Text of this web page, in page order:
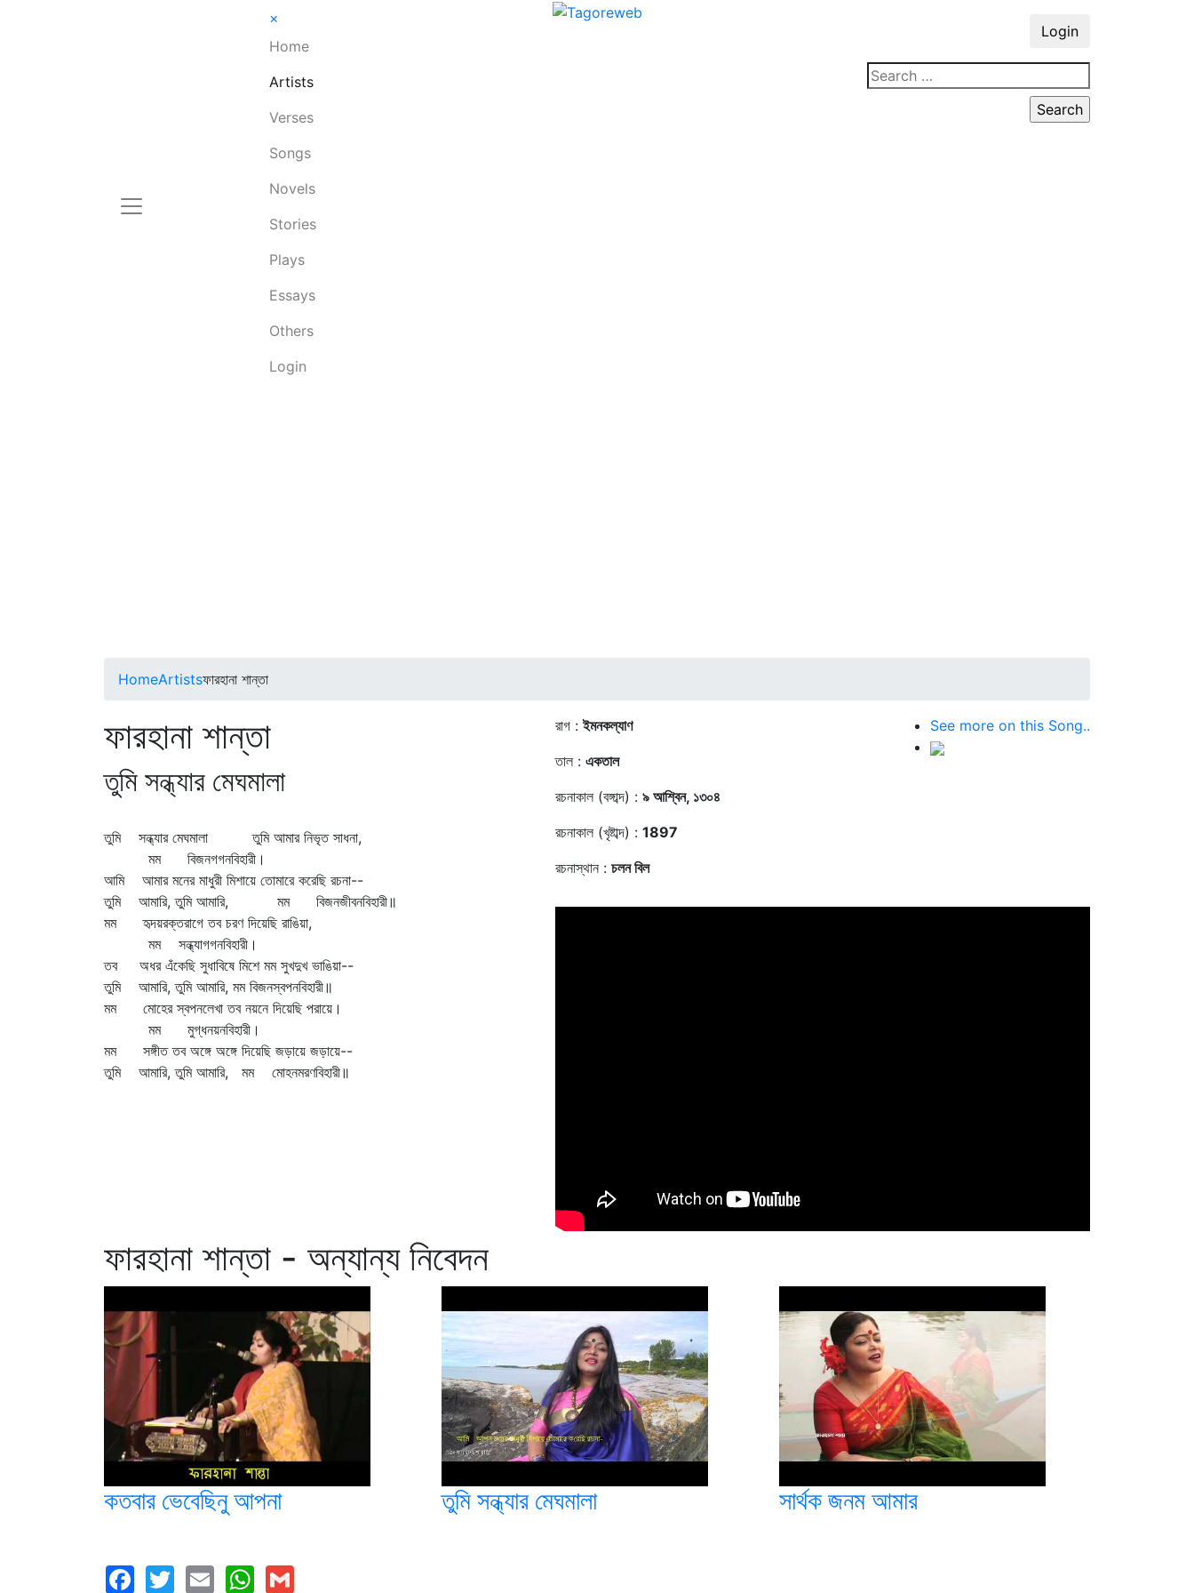
×
Home
Artists
Verses
Songs
Novels
Stories
Plays
Essays
Others
Login
Login
HomeArtistsফারহানা শান্তা
ফারহানা শান্তা
তুমি সন্ধ্যার মেঘমালা
তুমি সন্ধ্যার মেঘমালা তুমি আমার নিভৃত সাধনা,
মম বিজনগগনবিহারী।
আমি আমার মনের মাধুরী মিশায়ে তোমারে করেছি রচনা--
তুমি আমারি, তুমি আমারি, মম বিজনজীবনবিহারী॥
মম হৃদয়রক্তরাগে তব চরণ দিয়েছি রাঙিয়া,
মম সন্ধ্যাগগনবিহারী।
তব অধর এঁকেছি সুধাবিষে মিশে মম সুখদুখ ভাঙিয়া--
তুমি আমারি, তুমি আমারি, মম বিজনস্বপনবিহারী॥
মম মোহের স্বপনলেখা তব নয়নে দিয়েছি পরায়ে।
মম মুগ্ধনয়নবিহারী।
মম সঙ্গীত তব অঙ্গে অঙ্গে দিয়েছি জড়ায়ে জড়ায়ে--
তুমি আমারি, তুমি আমারি, মম মোহনমরণবিহারী॥
রাগ :ইমনকল্যাণ
তাল : একতাল
রচনাকাল (বঙ্গাব্দ) : ৯ আশ্বিন, ১৩০৪
রচনাকাল (খৃষ্টাব্দ) : 1897
রচনাস্থান : চলন বিল
See more on this Song..
ফারহানা শান্তা - অন্যান্য নিবেদন
কতবার ভেবেছিনু আপনা তুমি সন্ধ্যার মেঘমালা সার্থক জনম আমার